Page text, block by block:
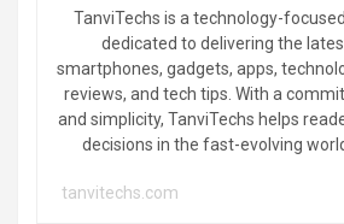
TanviTechs is a technology-
dedicated to delivering the
smartphones, gadgets, apps,
reviews, and tech tips. With a
and simplicity, TanviTechs helps
decisions in the fast-evolving
tanvitechs.com